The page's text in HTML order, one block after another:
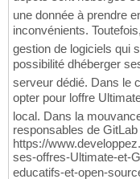
une donnée à prendre
inconvénients.
gestion de logiciels qui
possibilité dhéberger
serveur dédié. Dans le
opter pour loffre
local. Dans la
responsables de
https://
ses-offres-Ultimate-et-
educatifs-et-open-